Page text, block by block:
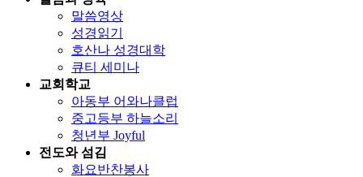
말씀영상
성경읽기
호산나 성경대학
큐티 세미나
교회학교
아동부 어와나클럽
중고등부 하늘소리
청년부 Joyful
전도와 섬김
화요반찬봉사